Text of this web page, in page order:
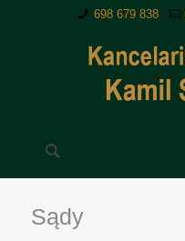
698 679 838
Sądy